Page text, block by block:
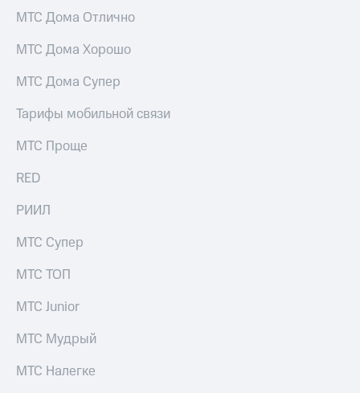
КИОН
Гудок
Мой
Получайте
онлайн
полисов
Скидка 30%
МТС
Деньги
МТС
Накопления
Откладывайте
и получайте
Акции
на связь
Тарифы
РИИЛ
дешевле
с карты
МТС Дома Отлично
МТС Дома Хорошо
МТС Дома Супер
Тарифы мобильной связи
МТС Проще
RED
РИИЛ
МТС Супер
МТС ТОП
МТС Junior
МТС Мудрый
МТС Налегке